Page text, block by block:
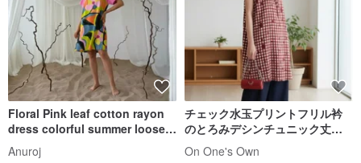
Floral Pink leaf cotton rayon
dress colorful summer loose
casual fit- Freesize
Anuroj
チェック水玉プリントフリル衿
のとろみデシンチュニック丈ノ
ースリーブワンピース
On One's Own